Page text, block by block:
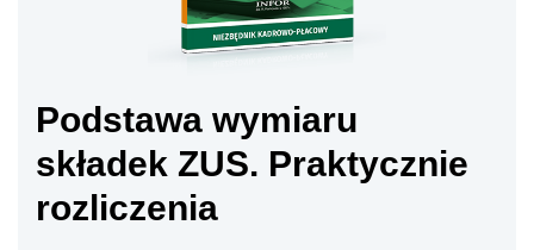
Podstawa wymiaru
składek ZUS. Praktycznie
rozliczenia